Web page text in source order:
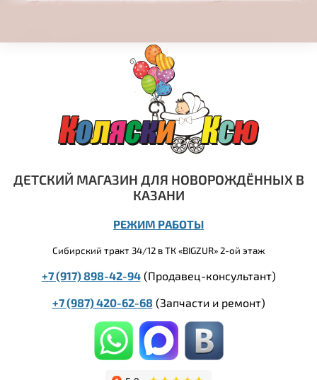
ДЕТСКИЙ МАГАЗИН ДЛЯ НОВОРОЖДЁННЫХ В
КАЗАНИ
РЕЖИМ РАБОТЫ
Сибирский тракт 34/12 в ТК «BIGZUR» 2-ой этаж
+7 (917) 898-42-94(Продавец-консультант)
+7 (987) 420-62-68 (Запчасти и ремонт)